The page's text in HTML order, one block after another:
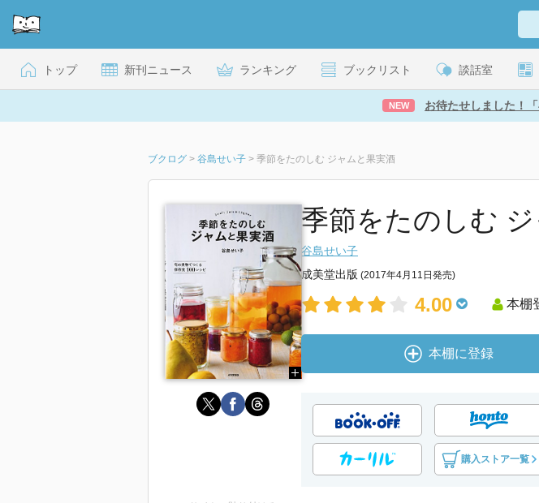
トップ 新刊ニュース ランキング ブックリスト 談話室
NEW お待たせしました！
ブクログ > 谷島せい子 > 季節をたのしむ ジャムと果実酒
季節をたのしむ
谷島せい子
成美堂出版 (2017年4月11日発売)
4.00 本棚
本棚に登録
購入ストア一覧